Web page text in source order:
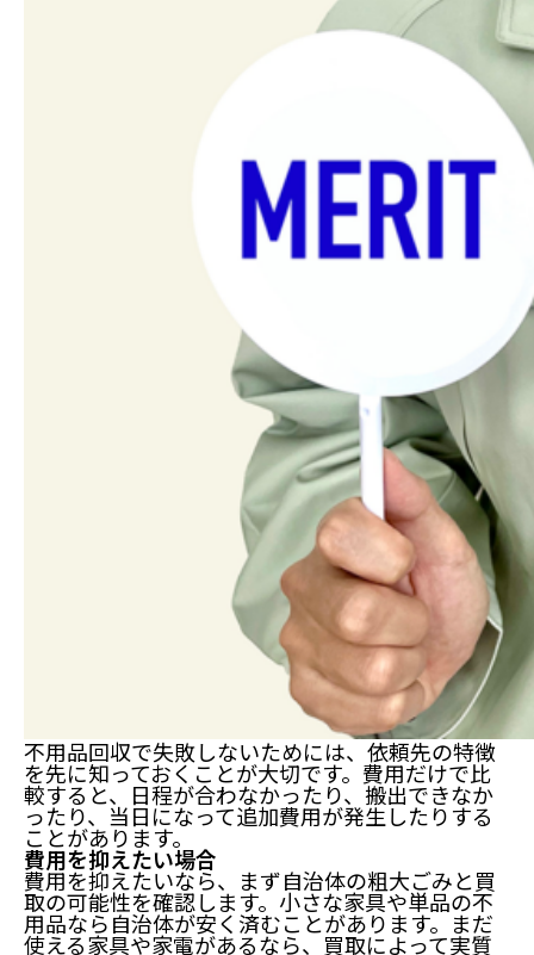
不用品回収で失敗しないためには、依頼先の特徴
を先に知っておくことが大切です。費用だけで比
較すると、日程が合わなかったり、搬出できなか
ったり、当日になって追加費用が発生したりする
ことがあります。
費用を抑えたい場合
費用を抑えたいなら、まず自治体の粗大ごみと買
取の可能性を確認します。小さな家具や単品の不
用品なら自治体が安く済むことがあります。まだ
使える家具や家電があるなら、買取によって実質